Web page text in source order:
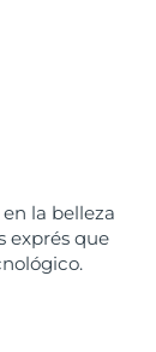
la belleza
exprés que